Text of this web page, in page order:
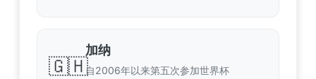
🇬🇭
加纳
自2006年以来第五次参加世界杯